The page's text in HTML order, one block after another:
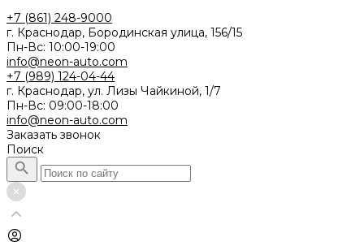
+7 (861) 248-9000
г. Краснодар, Бородинская улица, 156/15
Пн-Вс: 10:00-19:00
info@neon-auto.com
+7 (989) 124-04-44
г. Краснодар, ул. Лизы Чайкиной, 1/7
Пн-Вс: 09:00-18:00
info@neon-auto.com
Заказать звонок
Поиск